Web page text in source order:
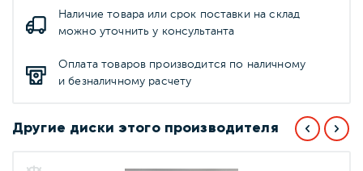
Наличие товара или срок поставки на склад
можно уточнить у консультанта
Оплата товаров производится по наличному
и безналичному расчету
Другие диски этого производителя